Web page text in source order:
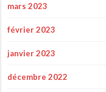
mars 2023
février 2023
janvier 2023
décembre 2022